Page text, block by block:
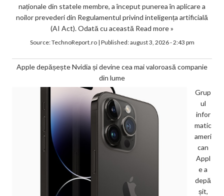
naționale din statele membre, a început punerea în aplicare a
noilor prevederi din Regulamentul privind inteligența artificială
(AI Act). Odată cu această Read more »
Source:TechnoReport.ro| Published:august 3, 2026 - 2:43 pm
Apple depășește Nvidia și devine cea mai valoroasă companie
din lume
Grup
ul
infor
matic
ameri
can
Appl
e a
depă
șit,